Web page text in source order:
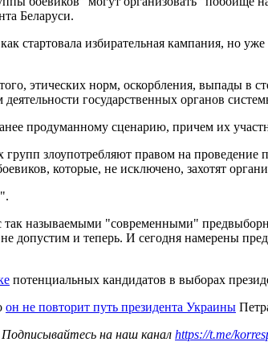
Беларуси.
стартовала избирательная кампания, но
этических норм, оскорбления, выпады в
государственных органов
продуманному сценарию, причем их
злоупотребляют правом на
которые, не исключено, захотят
называемыми "современными"
допустим и теперь. И сегодня намерены
потенциальных кандидатов в выборах
он не повторит путь президента Украины
Подписывайтесь на наш канал https://t.me/